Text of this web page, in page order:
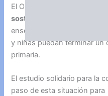
El ODS número 4 entre los 8
sostenible
enseñanza primaria
y niñas puedan terminar un
primaria.
El estudio solidario para la
paso de esta situación para